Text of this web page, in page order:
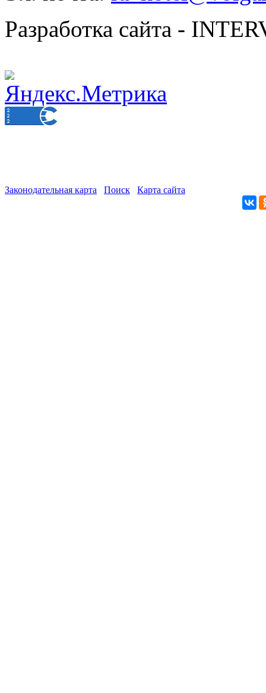
Разработка сайта -
Законодательная карта Поиск Карта сайта